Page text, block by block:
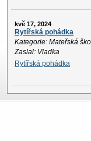
kvě 17, 2024
Rytířská pohádka
Kategorie: Mateřská
Zaslal: Vladka
Rytířská pohádka